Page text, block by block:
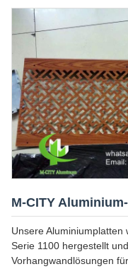
M-CITY
Unsere
Serie 1100 hergestellt
Vorhangwandlösungen